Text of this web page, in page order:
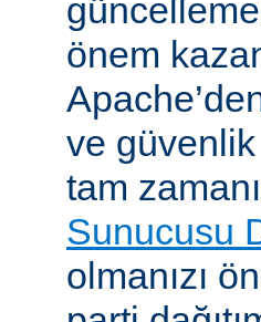
önem
ve
tam
Sunucusu
olmanızı